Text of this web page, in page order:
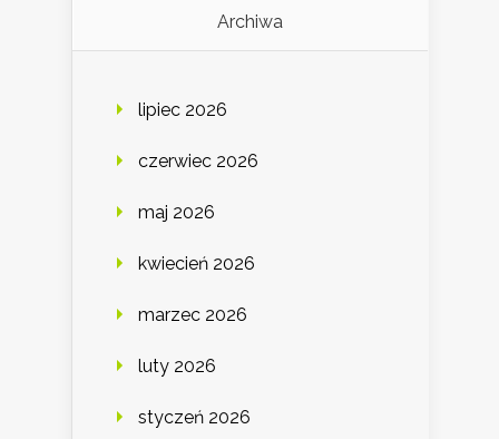
Archiwa
lipiec 2026
czerwiec 2026
maj 2026
kwiecień 2026
marzec 2026
luty 2026
styczeń 2026